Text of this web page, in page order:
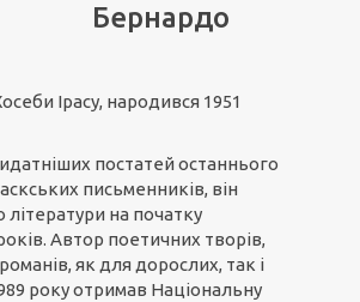
Бернардо
Ірасу, народився 1951
постатей останнього
письменників, він
літератури на початку
Автор поетичних творів,
як для дорослих, так і
року отримав Національну